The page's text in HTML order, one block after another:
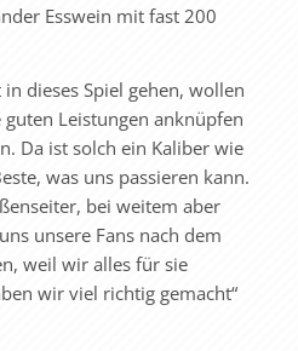
Esswein mit fast 200
dieses Spiel gehen, wollen
Leistungen anknüpfen
Da ist solch ein Kaliber wie
was uns passieren kann.
bei weitem aber
unsere Fans nach dem
weil wir alles für sie
wir viel richtig gemacht“